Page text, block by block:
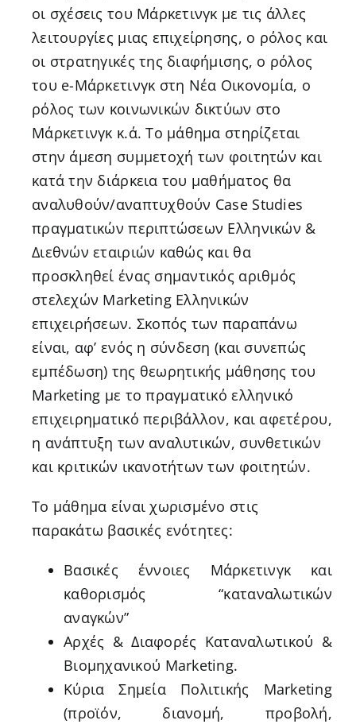
οι σχέσεις του Μάρκετινγκ με τις άλλες
λειτουργίες μιας επιχείρησης, ο ρόλος και
οι στρατηγικές της διαφήμισης, ο ρόλος
του e-Μάρκετινγκ στη Νέα Οικονομία, ο
ρόλος των κοινωνικών δικτύων στο
Μάρκετινγκ κ.ά. Το μάθημα στηρίζεται
στην άμεση συμμετοχή των φοιτητών και
κατά την διάρκεια του μαθήματος θα
αναλυθούν/αναπτυχθούν Case Studies
πραγματικών περιπτώσεων Ελληνικών &
Διεθνών εταιριών καθώς και θα
προσκληθεί ένας σημαντικός αριθμός
στελεχών Marketing Ελληνικών
επιχειρήσεων. Σκοπός των παραπάνω
είναι, αφ’ ενός η σύνδεση (και συνεπώς
εμπέδωση) της θεωρητικής μάθησης του
Marketing με το πραγματικό ελληνικό
επιχειρηματικό περιβάλλον, και αφετέρου,
η ανάπτυξη των αναλυτικών, συνθετικών
και κριτικών ικανοτήτων των φοιτητών.
Το μάθημα είναι χωρισμένο στις
παρακάτω βασικές ενότητες:
Βασικές έννοιες Μάρκετινγκ και
καθορισμός “καταναλωτικών
αναγκών”
Αρχές & Διαφορές Καταναλωτικού &
Βιομηχανικού Marketing.
Κύρια Σημεία Πολιτικής Marketing
(προϊόν, διανομή, προβολή,